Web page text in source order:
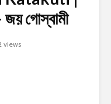
জয় গোস্বামী
views